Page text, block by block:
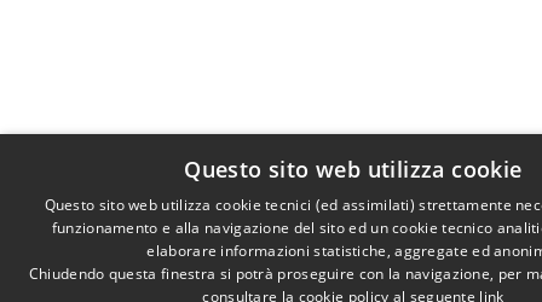
Questo sito web utilizza cookie
Questo sito web utilizza cookie tecnici (ed assimilati) strettamente
funzionamento e alla navigazione del sito ed un cookie tecnico
elaborare informazioni statistiche, aggregate ed
Chiudendo questa finestra si potrà proseguire con la navigazione, per
consultare la cookie policy al seguente link